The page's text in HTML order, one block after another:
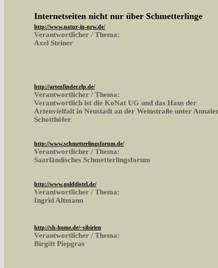
Internetseiten nicht nur über Schmetterlinge
http://www.natur-in-nrw.de/
Verantwortlicher / Thema:
Axel Steiner
http://artenfinder.rlp.de/
Verantwortlicher / Thema:
Verantwortlich ist die KoNat UG und das Haus der
Artenvielfalt in Neustadt an der Weinstraße unter
Schotthöfer
http://www.schmetterlingsforum.de/
Verantwortlicher / Thema:
Saarländisches Schmetterlingsforum
http://www.golddistel.de/
Verantwortlicher / Thema:
Ingrid Altmann
http://sh-home.de/~sibirien
Verantwortlicher / Thema:
Birgitt Piepgras